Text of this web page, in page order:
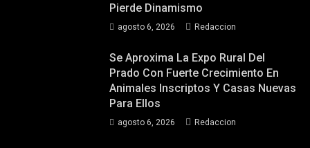
Pierde Dinamismo
agosto 6, 2026 Redaccion
Se Aproxima La Expo Rural Del
Prado Con Fuerte Crecimiento En
Animales Inscriptos Y Casas Nuevas
Para Ellos
agosto 6, 2026 Redaccion